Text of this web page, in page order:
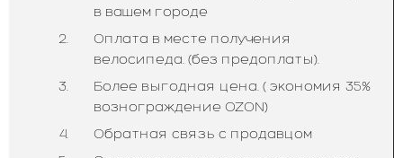
в вашем городе
Оплата в месте получения
велосипеда. (без предоплаты).
Более выгодная цена. ( экономия 35%
вознограждение OZON)
Обратная связь с продавцом